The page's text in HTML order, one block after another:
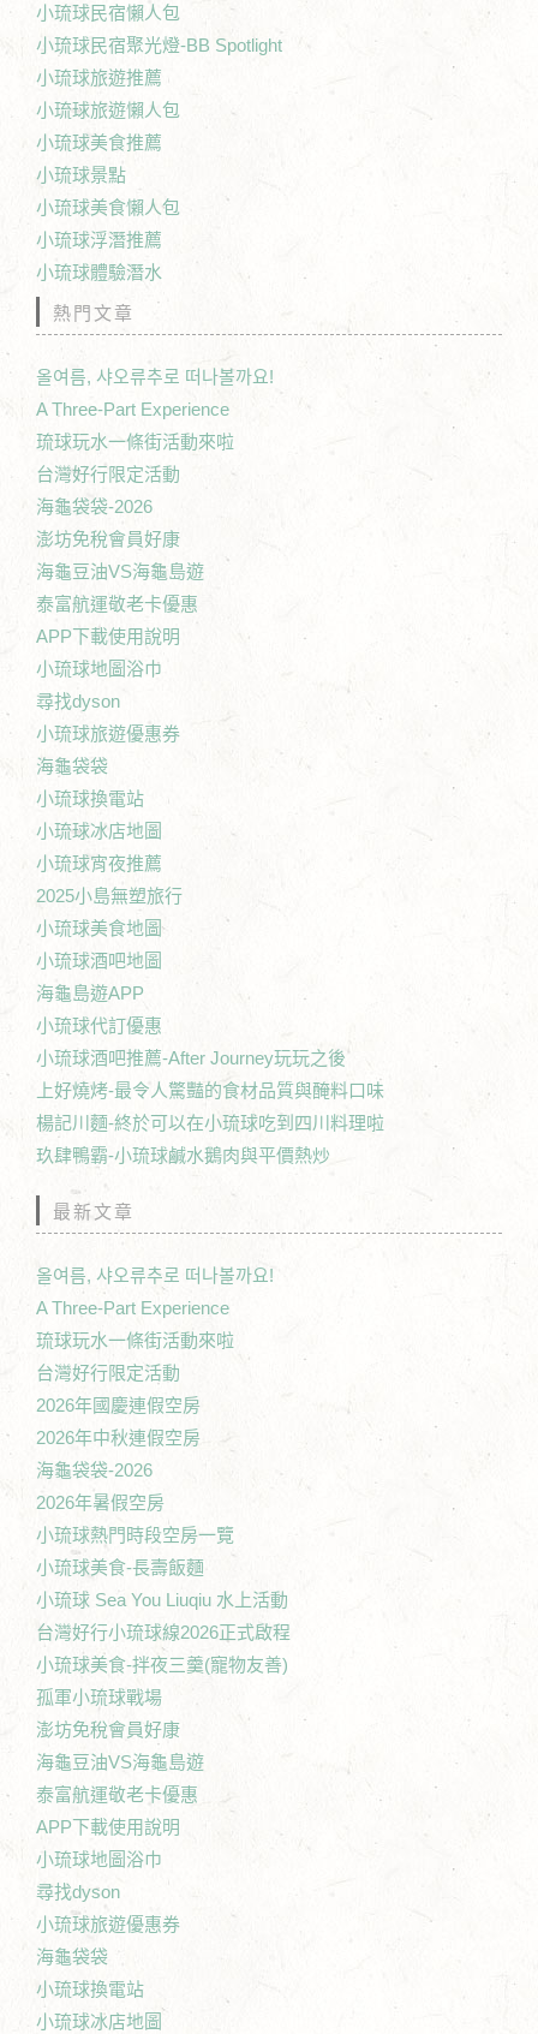
小琉球民宿懶人包
小琉球民宿聚光燈-BB Spotlight
小琉球旅遊推薦
小琉球旅遊懶人包
小琉球美食推薦
小琉球景點
小琉球美食懶人包
小琉球浮潛推薦
小琉球體驗潛水
熱門文章
올여름, 샤오류추로 떠나볼까요!
A Three-Part Experience
琉球玩水一條街活動來啦
台灣好行限定活動
海龜袋袋-2026
澎坊免稅會員好康
海龜豆油VS海龜島遊
泰富航運敬老卡優惠
APP下載使用說明
小琉球地圖浴巾
尋找dyson
小琉球旅遊優惠券
海龜袋袋
小琉球換電站
小琉球冰店地圖
小琉球宵夜推薦
2025小島無塑旅行
小琉球美食地圖
小琉球酒吧地圖
海龜島遊APP
小琉球代訂優惠
小琉球酒吧推薦-After Journey玩玩之後
上好燒烤-最令人驚豔的食材品質與醃料口味
楊記川麵-終於可以在小琉球吃到四川料理啦
玖肆鴨霸-小琉球鹹水鵝肉與平價熱炒
最新文章
올여름, 샤오류추로 떠나볼까요!
A Three-Part Experience
琉球玩水一條街活動來啦
台灣好行限定活動
2026年國慶連假空房
2026年中秋連假空房
海龜袋袋-2026
2026年暑假空房
小琉球熱門時段空房一覽
小琉球美食-長壽飯麵
小琉球 Sea You Liuqiu 水上活動
台灣好行小琉球線2026正式啟程
小琉球美食-拌夜三羹(寵物友善)
孤軍小琉球戰場
澎坊免稅會員好康
海龜豆油VS海龜島遊
泰富航運敬老卡優惠
APP下載使用說明
小琉球地圖浴巾
尋找dyson
小琉球旅遊優惠券
海龜袋袋
小琉球換電站
小琉球冰店地圖